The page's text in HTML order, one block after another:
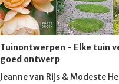
Tuinontwerpen - Elke tuin
goed ontwerp
Jeanne van Rijs & Modeste